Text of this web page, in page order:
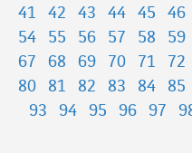
41
42 43 44 45 46
54
55 56 57 58 59
67
68 69 70 71 72
80
81 82 83 84 85
93
94 95 96 97